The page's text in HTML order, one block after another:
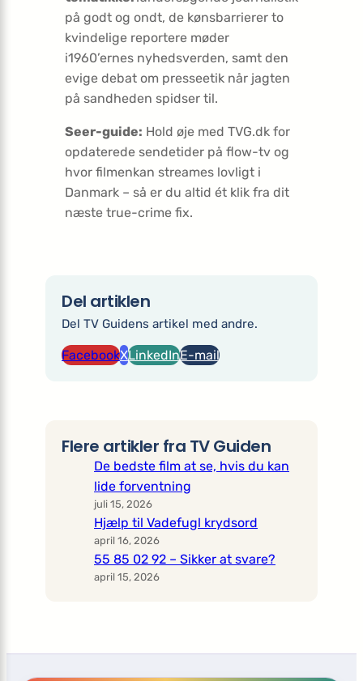
på godt og ondt, de kønsbarrierer to
kvindelige reportere møder
i1960’ernes nyhedsverden, samt den
evige debat om presseetik når jagten
på sandheden spidser til.
Seer-guide: Hold øje med TVG.dk for
opdaterede sendetider på flow-tv og
hvor filmenkan streames lovligt i
Danmark – så er du altid ét klik fra dit
næste true-crime fix.
Del artiklen
Del TV Guidens artikel med andre.
FacebookXLinkedInE-mail
Flere artikler fra TV Guiden
De bedste film at se, hvis du kan
lide forventning
juli 15, 2026
Hjælp til Vadefugl krydsord
april 16, 2026
55 85 02 92 – Sikker at svare?
april 15, 2026